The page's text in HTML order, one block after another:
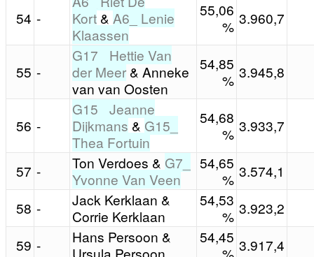
54 -
Kort & A6_ Lenie
Klaassen
55,06
% 3.960,7
55 -
G17_ Hettie Van
der Meer & Anneke
van van Oosten
54,85
% 3.945,8
56 -
G15_ Jeanne
Dijkmans & G15_
Thea Fortuin
54,68
% 3.933,7
57 - Ton Verdoes & G7_
Yvonne Van Veen
54,65
% 3.574,1
58 -
Jack Kerklaan &
Corrie Kerklaan
54,53
% 3.923,2
59 -
Hans Persoon &
Ursula Persoon
54,45
% 3.917,4